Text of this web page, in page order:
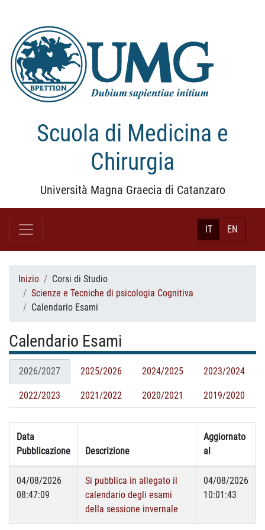
Scuola di Medicina e
Chirurgia
Università Magna Graecia di Catanzaro
IT EN
Inizio
Corsi di Studio
Scienze e Tecniche di psicologia Cognitiva
Calendario Esami
Calendario Esami
2026/2027 2025/2026 2024/2025 2023/2024
2022/2023 2021/2022 2020/2021 2019/2020
Data
Pubblicazione
Descrizione
Aggiornato
al
04/08/2026
08:47:09
Si pubblica in allegato il
calendario degli esami
della sessione invernale
04/08/2026
10:01:43